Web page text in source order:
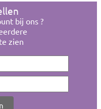
bij ons ?
zien